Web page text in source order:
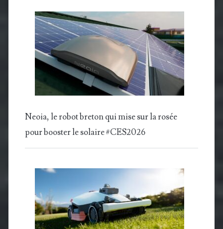
Neoia, le robot breton qui mise sur la rosée
pour booster le solaire #CES2026